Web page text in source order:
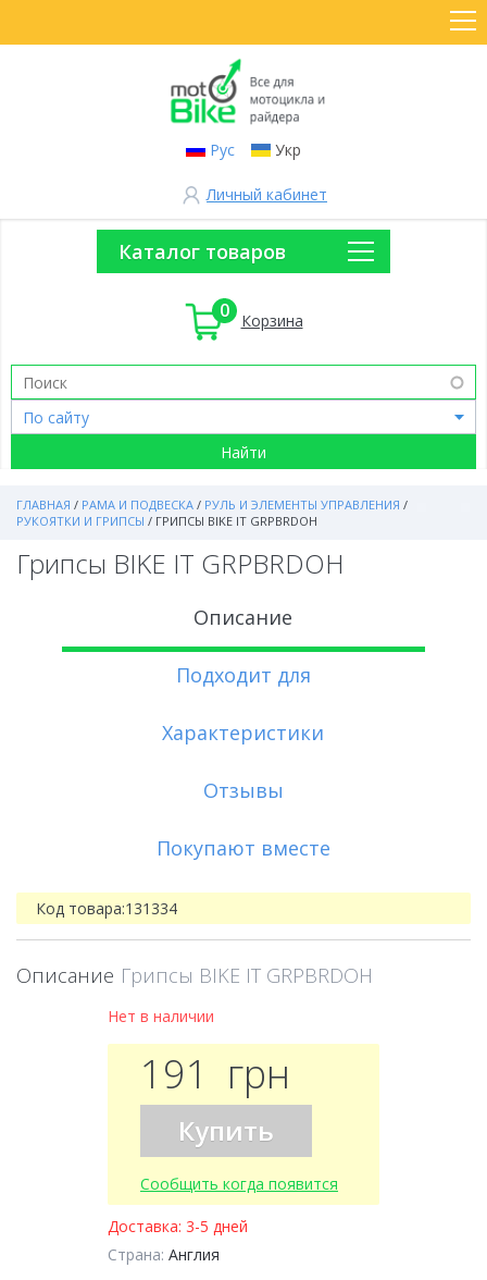
Рус Укр
Личный кабинет
Каталог товаров
0 Корзина
ГЛАВНАЯ / РАМА И ПОДВЕСКА / РУЛЬ И ЭЛЕМЕНТЫ УПРАВЛЕНИЯ /
РУКОЯТКИ И ГРИПСЫ / ГРИПСЫ BIKE IT GRPBRDOH
Грипсы BIKE IT GRPBRDOH
Описание
Подходит для
Характеристики
Отзывы
Покупают вместе
Код товара:131334
Описание Грипсы BIKE IT GRPBRDOH
Нет в наличии
191 грн
Купить
Сообщить когда появится
Доставка: 3-5 дней
Страна: Англия